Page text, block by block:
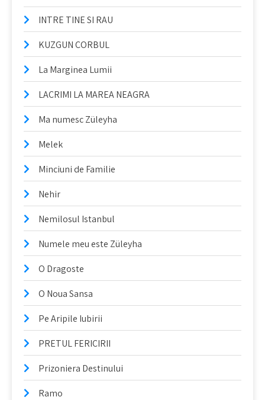
INTRE TINE SI RAU
KUZGUN CORBUL
La Marginea Lumii
LACRIMI LA MAREA NEAGRA
Ma numesc Züleyha
Melek
Minciuni de Familie
Nehir
Nemilosul Istanbul
Numele meu este Züleyha
O Dragoste
O Noua Sansa
Pe Aripile Iubirii
PRETUL FERICIRII
Prizoniera Destinului
Ramo